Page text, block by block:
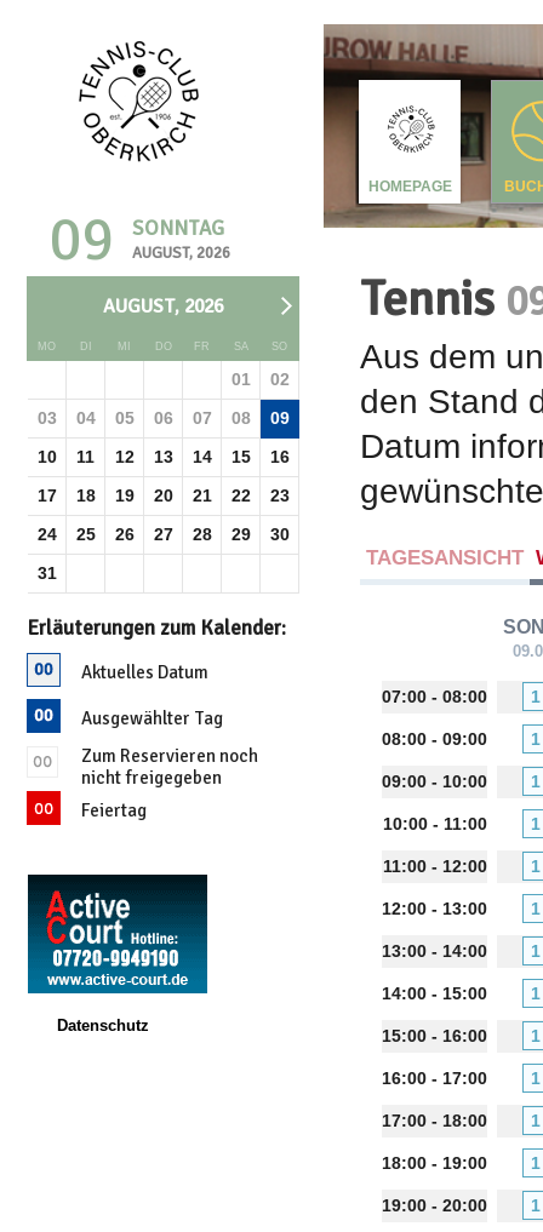
09 SONNTAG
AUGUST, 2026
AUGUST, 2026
MO DI MI DO FR SA SO
01
02
03
04 05 06 07 08
09
10
11 12 13 14 15
16
17
18 19 20 21 22
23
24
25 26 27 28 29
30
31
Erläuterungen zum Kalender:
Aktuelles Datum
Ausgewählter Tag
Zum Reservieren noch
nicht freigegeben
Feiertag
Datenschutz
HOMEPAGE
Tennis
Aus dem
den Stand
Datum
TAGESANSICHT
07:00 - 08:00 1
08:00 - 09:00 1
09:00 - 10:00 1
10:00 - 11:00 1
11:00 - 12:00 1
12:00 - 13:00 1
13:00 - 14:00 1
14:00 - 15:00 1
15:00 - 16:00 1
16:00 - 17:00 1
17:00 - 18:00 1
18:00 - 19:00 1
19:00 - 20:00 1